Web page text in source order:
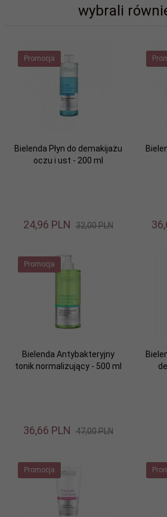
wybrali
Promocja
Bielenda Płyn do demakijażu
oczu i ust - 200 ml
24,96 PLN 32,00 PLN 36,
Promocja
Bielenda Antybakteryjny
tonik normalizujący - 500 ml
36,66 PLN 47,00 PLN
Promocja